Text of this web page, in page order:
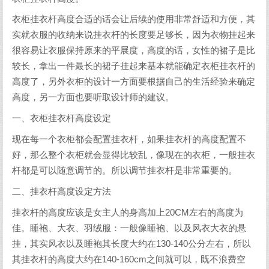
衣柜挂衣杆高度合适的话会让后续的使用非常舒适和方便，其
实就衣服的收纳来说挂衣杆的长度要足够长，因为衣物挂起来
很容易让衣服保持原来的平展度，高度的话，女性的裙子是比
较长，拿出一件最长的裙子挂起来基本就能确定衣柜挂衣杆的
高度了，另外衣柜的设计一方面要根据自己的生活经验来确定
高度，另一方面也要听取设计师的建议。
一、衣柜挂衣杆高度设定
现在每一个衣柜都会配置挂衣杆，如果挂衣杆的高度配置不
好，那么整个衣柜就会显得比较乱，像现在的衣柜，一般挂衣
杆都是可以随意调节的。所以调节挂衣杆是非常重要的。
二、挂衣杆高度设定方法
挂衣杆的高度应该是女主人的身高加上20CM左右的高度为
佳。睡袍、大衣、羽绒服：一般像睡袍、以及风衣大衣的悬
挂，其实风衣以及睡袍其长度大约在130-140公分左右，所以
其挂衣杆的高度大约在140-160cm之间就可以，既不浪费空